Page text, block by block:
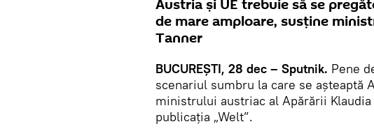
Austria și UE trebuie să se
de mare amploare, susține
Tanner
BUCUREŞTI, 28 dec – Sputnik. Pene
scenariul sumbru la care se așteaptă
ministrului austriac al Apărării
publicația „Welt”.